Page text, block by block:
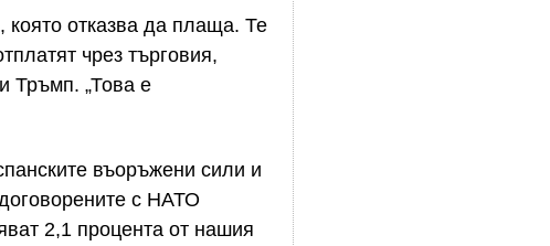
която отказва да плаща. Те
чрез търговия,
Тръмп. „Това е
въоръжени сили и
с НАТО
2,1 процента от нашия